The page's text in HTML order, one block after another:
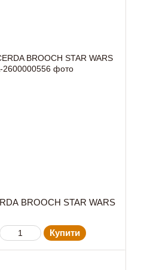
BROOCH STAR WARS
Купити